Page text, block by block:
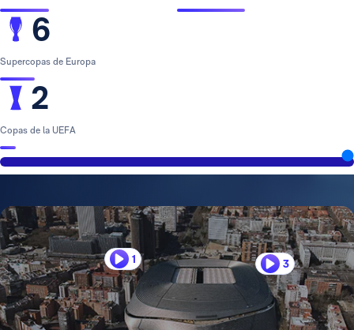
6
Supercopas de Europa
2
Copas de la UEFA
1 3